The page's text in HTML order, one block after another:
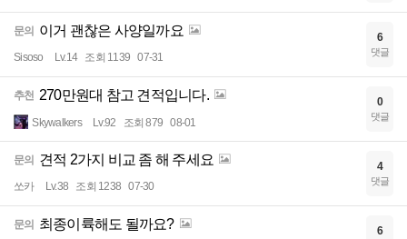
문의 이거 괜찮은 사양일까요
Sisoso Lv.14 조회 1139 07-31
6
댓글
추천 270만원대 참고 견적입니다.
Skywalkers Lv.92 조회 879 08-01
0
댓글
문의 견적 2가지 비교 좀 해 주세요
쏘카 Lv.38 조회 1238 07-30
4
댓글
문의 최종이륙해도 될까요? 6